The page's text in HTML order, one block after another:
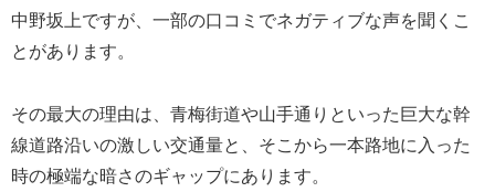
中野坂上ですが、一部の口コミでネガティブな声を聞くこ
とがあります。
その最大の理由は、青梅街道や山手通りといった巨大な幹
線道路沿いの激しい交通量と、そこから一本路地に入った
時の極端な暗さのギャップにあります。